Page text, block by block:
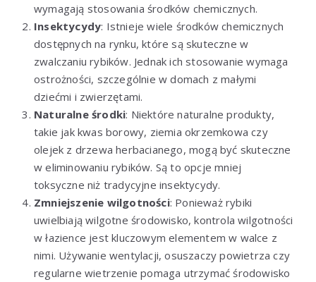
wymagają stosowania środków chemicznych.
Insektycydy: Istnieje wiele środków chemicznych
dostępnych na rynku, które są skuteczne w
zwalczaniu rybików. Jednak ich stosowanie wymaga
ostrożności, szczególnie w domach z małymi
dziećmi i zwierzętami.
Naturalne środki: Niektóre naturalne produkty,
takie jak kwas borowy, ziemia okrzemkowa czy
olejek z drzewa herbacianego, mogą być skuteczne
w eliminowaniu rybików. Są to opcje mniej
toksyczne niż tradycyjne insektycydy.
Zmniejszenie wilgotności: Ponieważ rybiki
uwielbiają wilgotne środowisko, kontrola wilgotności
w łazience jest kluczowym elementem w walce z
nimi. Używanie wentylacji, osuszaczy powietrza czy
regularne wietrzenie pomaga utrzymać środowisko